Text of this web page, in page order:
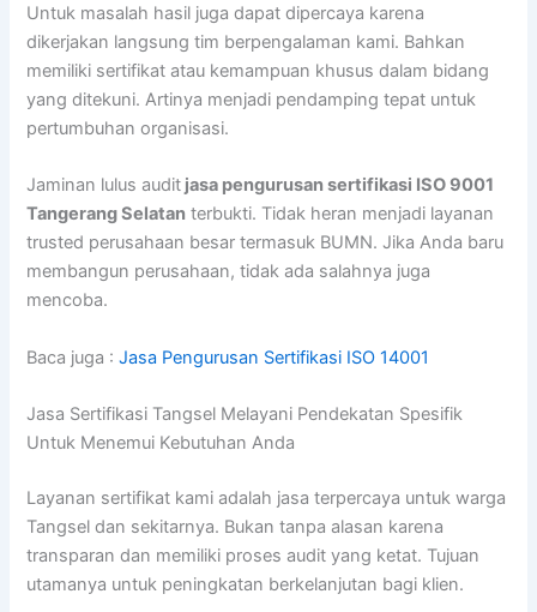
Untuk masalah hasil juga dapat dipercaya karena
dikerjakan langsung tim berpengalaman kami. Bahkan
memiliki sertifikat atau kemampuan khusus dalam bidang
yang ditekuni. Artinya menjadi pendamping tepat untuk
pertumbuhan organisasi.
Jaminan lulus audit jasa pengurusan sertifikasi ISO 9001
Tangerang Selatan terbukti. Tidak heran menjadi layanan
trusted perusahaan besar termasuk BUMN. Jika Anda baru
membangun perusahaan, tidak ada salahnya juga
mencoba.
Baca juga :Jasa Pengurusan Sertifikasi ISO 14001
Jasa Sertifikasi Tangsel Melayani Pendekatan Spesifik
Untuk Menemui Kebutuhan Anda
Layanan sertifikat kami adalah jasa terpercaya untuk warga
Tangsel dan sekitarnya. Bukan tanpa alasan karena
transparan dan memiliki proses audit yang ketat. Tujuan
utamanya untuk peningkatan berkelanjutan bagi klien.